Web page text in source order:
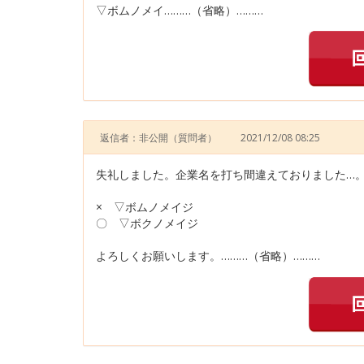
▽ボムノメイ………（省略）………
返信者：非公開 （質問者） 2021/12/08 08:25
失礼しました。企業名を打ち間違えておりました…
× ▽ボムノメイジ
〇 ▽ボクノメイジ
よろしくお願いします。………（省略）………